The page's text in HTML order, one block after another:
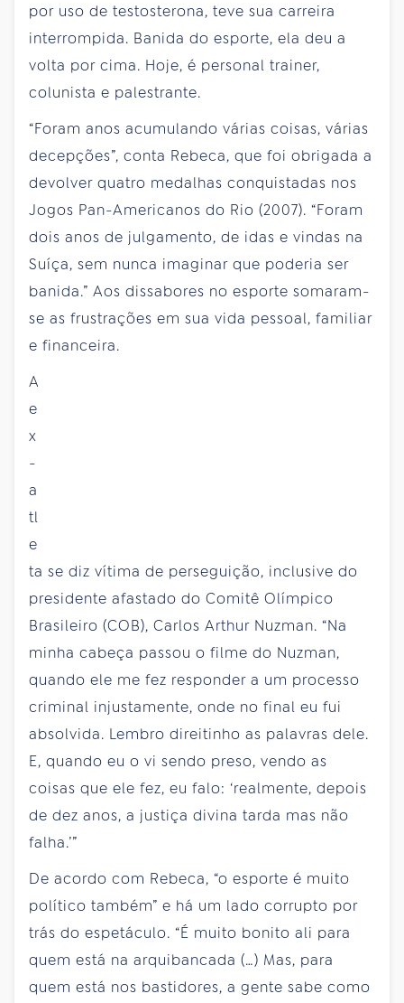
por uso de testosterona, teve sua carreira
interrompida. Banida do esporte, ela deu a
volta por cima. Hoje, é personal trainer,
colunista e palestrante.
“Foram anos acumulando várias coisas, várias
decepções”, conta Rebeca, que foi obrigada a
devolver quatro medalhas conquistadas nos
Jogos Pan-Americanos do Rio (2007). “Foram
dois anos de julgamento, de idas e vindas na
Suíça, sem nunca imaginar que poderia ser
banida.” Aos dissabores no esporte somaram-
se as frustrações em sua vida pessoal, familiar
e financeira.
A
e
x
-
a
tl
e
ta se diz vítima de perseguição, inclusive do
presidente afastado do Comitê Olímpico
Brasileiro (COB), Carlos Arthur Nuzman. “Na
minha cabeça passou o filme do Nuzman,
quando ele me fez responder a um processo
criminal injustamente, onde no final eu fui
absolvida. Lembro direitinho as palavras dele.
E, quando eu o vi sendo preso, vendo as
coisas que ele fez, eu falo: ‘realmente, depois
de dez anos, a justiça divina tarda mas não
falha.’”
De acordo com Rebeca, “o esporte é muito
político também” e há um lado corrupto por
trás do espetáculo. “É muito bonito ali para
quem está na arquibancada (…) Mas, para
quem está nos bastidores, a gente sabe como